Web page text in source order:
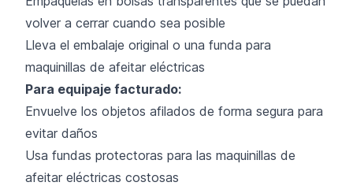
volver a cerrar cuando sea posible
Lleva el embalaje original o una funda para
maquinillas de afeitar eléctricas
Para equipaje facturado:
Envuelve los objetos afilados de forma segura para
evitar daños
Usa fundas protectoras para las maquinillas de
afeitar eléctricas costosas